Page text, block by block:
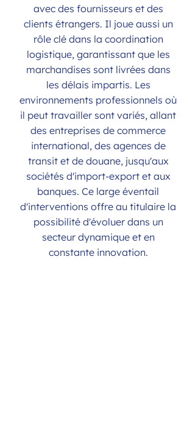
avec des fournisseurs et des
clients étrangers. Il joue aussi un
rôle clé dans la coordination
logistique, garantissant que les
marchandises sont livrées dans
les délais impartis. Les
environnements professionnels où
il peut travailler sont variés, allant
des entreprises de commerce
international, des agences de
transit et de douane, jusqu'aux
sociétés d'import-export et aux
banques. Ce large éventail
d'interventions offre au titulaire la
possibilité d'évoluer dans un
secteur dynamique et en
constante innovation.